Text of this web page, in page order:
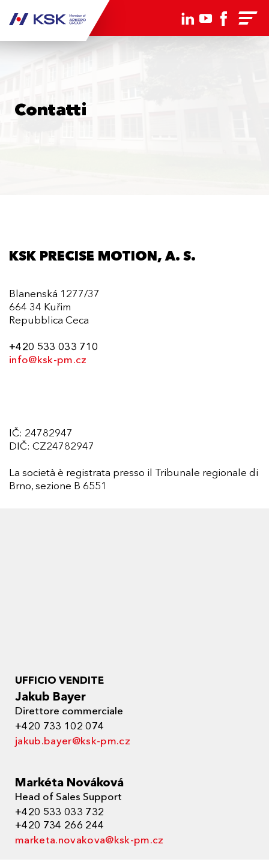
Contatti
KSK PRECISE MOTION, A. S.
Blanenská 1277/37
664 34 Kuřim
Repubblica Ceca
+420 533 033 710
info@ksk-pm.cz
IČ: 24782947
DIČ: CZ24782947
La società è registrata presso il Tribunale regionale di
Brno, sezione B 6551
UFFICIO VENDITE
Jakub Bayer
Direttore commerciale
+420 733 102 074
jakub.bayer@ksk-pm.cz
Markéta Nováková
Head of Sales Support
+420 533 033 732
+420 734 266 244
marketa.novakova@ksk-pm.cz